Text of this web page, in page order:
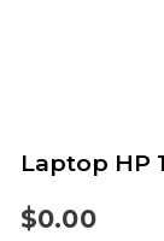
Laptop HP
$0.00